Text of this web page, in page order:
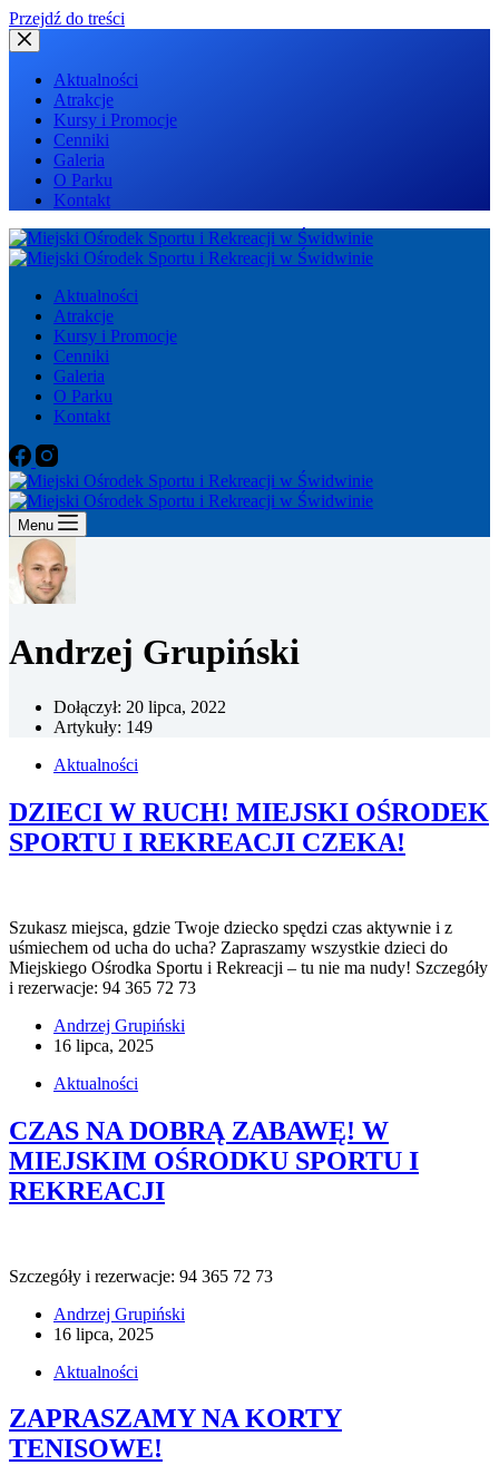
Przejdź do treści
Aktualności
Atrakcje
Kursy i Promocje
Cenniki
Galeria
O Parku
Kontakt
Aktualności
Atrakcje
Kursy i Promocje
Cenniki
Galeria
O Parku
Kontakt
Menu
Andrzej Grupiński
Dołączył: 20 lipca, 2022
Artykuły: 149
Aktualności
DZIECI W RUCH! MIEJSKI OŚRODEK
SPORTU I REKREACJI CZEKA!
Szukasz miejsca, gdzie Twoje dziecko spędzi czas aktywnie i z
uśmiechem od ucha do ucha? Zapraszamy wszystkie dzieci do
Miejskiego Ośrodka Sportu i Rekreacji – tu nie ma nudy! Szczegóły
i rezerwacje: 94 365 72 73
Andrzej Grupiński
16 lipca, 2025
Aktualności
CZAS NA DOBRĄ ZABAWĘ! W
MIEJSKIM OŚRODKU SPORTU I
REKREACJI
Szczegóły i rezerwacje: 94 365 72 73
Andrzej Grupiński
16 lipca, 2025
Aktualności
ZAPRASZAMY NA KORTY
TENISOWE!